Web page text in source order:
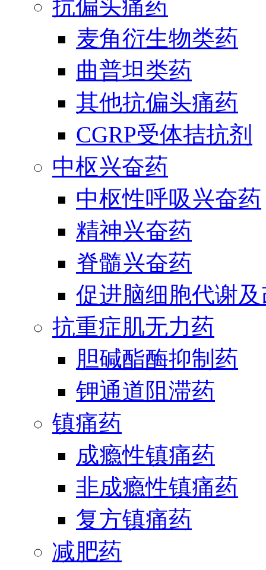
抗偏头痛药
麦角衍生物类药
曲普坦类药
其他抗偏头痛药
CGRP受体拮抗剂
中枢兴奋药
中枢性呼吸兴奋药
精神兴奋药
脊髓兴奋药
促进脑细胞代谢
抗重症肌无力药
胆碱酯酶抑制药
钾通道阻滞药
镇痛药
成瘾性镇痛药
非成瘾性镇痛药
复方镇痛药
减肥药